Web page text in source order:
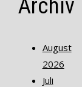
Archiv
August
2026
Juli